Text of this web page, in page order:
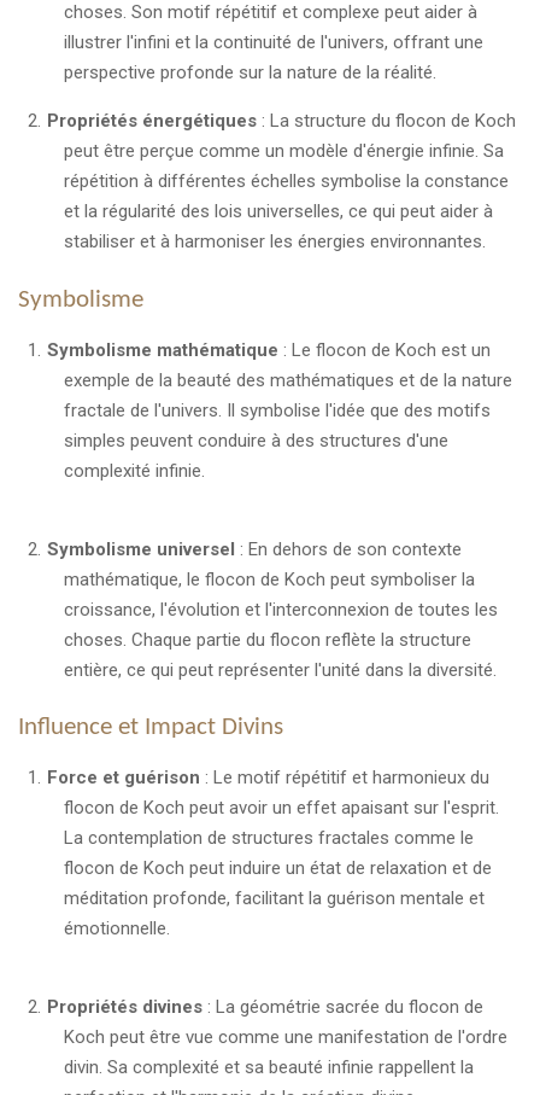
choses. Son motif répétitif et complexe peut aider à
illustrer l'infini et la continuité de l'univers, offrant une
perspective profonde sur la nature de la réalité.
Propriétés énergétiques : La structure du flocon de Koch
peut être perçue comme un modèle d'énergie infinie. Sa
répétition à différentes échelles symbolise la constance
et la régularité des lois universelles, ce qui peut aider à
stabiliser et à harmoniser les énergies environnantes.
Symbolisme
Symbolisme mathématique : Le flocon de Koch est un
exemple de la beauté des mathématiques et de la nature
fractale de l'univers. Il symbolise l'idée que des motifs
simples peuvent conduire à des structures d'une
complexité infinie.
Symbolisme universel : En dehors de son contexte
mathématique, le flocon de Koch peut symboliser la
croissance, l'évolution et l'interconnexion de toutes les
choses. Chaque partie du flocon reflète la structure
entière, ce qui peut représenter l'unité dans la diversité.
Influence et Impact Divins
Force et guérison : Le motif répétitif et harmonieux du
flocon de Koch peut avoir un effet apaisant sur l'esprit.
La contemplation de structures fractales comme le
flocon de Koch peut induire un état de relaxation et de
méditation profonde, facilitant la guérison mentale et
émotionnelle.
Propriétés divines : La géométrie sacrée du flocon de
Koch peut être vue comme une manifestation de l'ordre
divin. Sa complexité et sa beauté infinie rappellent la